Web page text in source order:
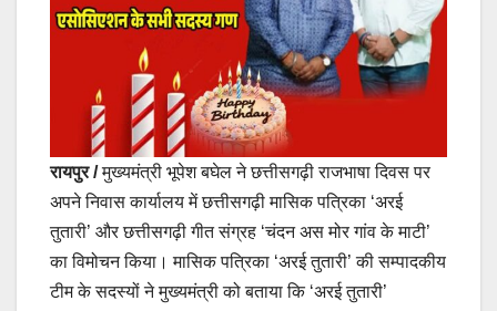
रायपुर /मुख्यमंत्री भूपेश बघेल ने छत्तीसगढ़ी राजभाषा दिवस पर
अपने निवास कार्यालय में छत्तीसगढ़ी मासिक पत्रिका ‘अरई
तुतारी’ और छत्तीसगढ़ी गीत संग्रह ‘चंदन अस मोर गांव के माटी’
का विमोचन किया। मासिक पत्रिका ‘अरई तुतारी’ की सम्पादकीय
टीम के सदस्यों ने मुख्यमंत्री को बताया कि ‘अरई तुतारी’